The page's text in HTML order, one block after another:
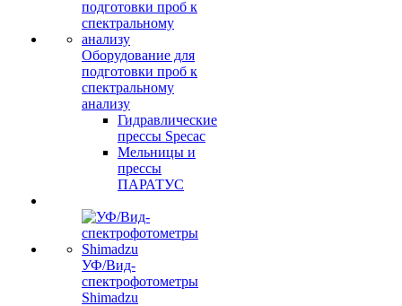
Оборудование для
подготовки проб к
спектральному
анализу
Гидравлические
прессы Specac
Мельницы и
прессы
ПАРАТУС
УФ/Вид-
спектрофотометры
Shimadzu